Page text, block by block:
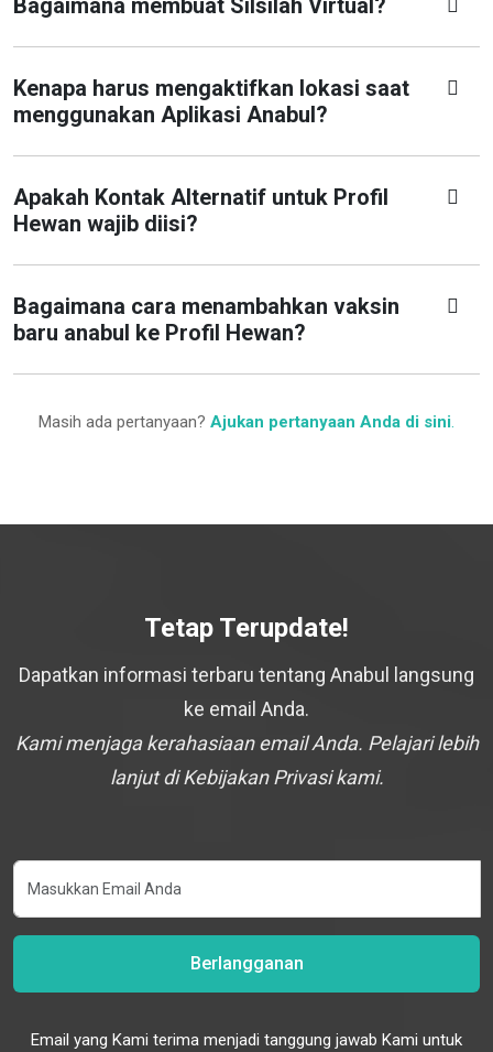
Bagaimana membuat Silsilah Virtual?
Kenapa harus mengaktifkan lokasi saat
menggunakan Aplikasi Anabul?
Apakah Kontak Alternatif untuk Profil
Hewan wajib diisi?
Bagaimana cara menambahkan vaksin
baru anabul ke Profil Hewan?
Masih ada pertanyaan? Ajukan pertanyaan Anda di sini.
Tetap Terupdate!
Dapatkan informasi terbaru tentang Anabul langsung
ke email Anda.
Kami menjaga kerahasiaan email Anda. Pelajari lebih
lanjut di Kebijakan Privasi kami.
Berlangganan
Email yang Kami terima menjadi tanggung jawab Kami untuk